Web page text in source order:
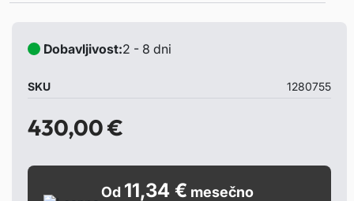
Dobavljivost:2 - 8 dni
SKU 1280755
430,00€
Od 11,34 € mesečno